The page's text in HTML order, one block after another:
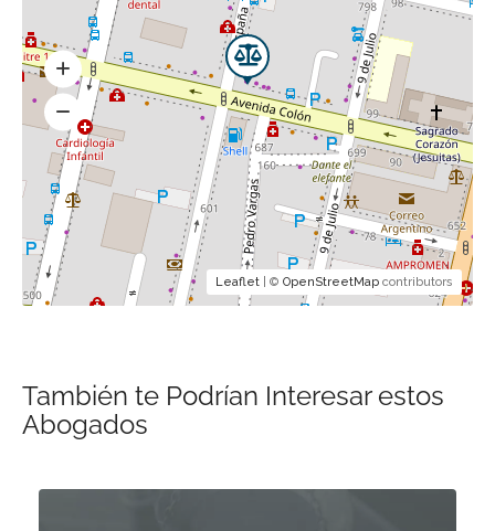
Leaflet | © OpenStreetMap contributors
También te Podrían Interesar estos
Abogados